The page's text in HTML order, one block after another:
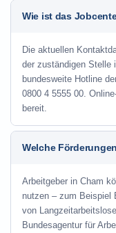
Wie ist das
Die aktuellen
der zuständigen Stelle
bundesweite Hotline
0800 4 5555 00.
bereit.
Welche
Arbeitgeber in Cham
nutzen – zum Beispiel
von
Bundesagentur für